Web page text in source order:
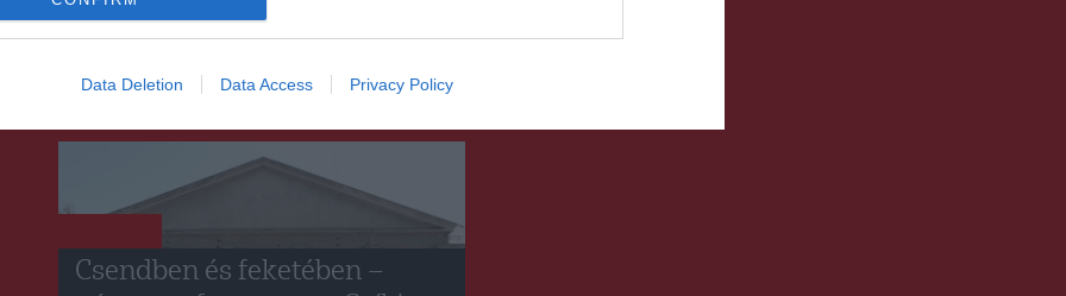
Data Deletion Data Access Privacy Policy
Csendben és feketében –